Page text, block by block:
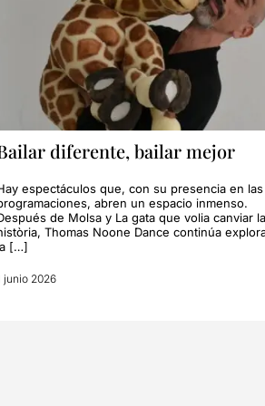
diferente, bailar mejor
espectáculos que, con su presencia en las
abren un espacio inmenso.
de Molsa y La gata que volia canviar la
Thomas Noone Dance continúa
[…]
junio 2026